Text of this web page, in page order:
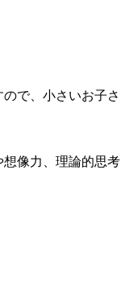
で、小さいお子さ
像力、理論的思考